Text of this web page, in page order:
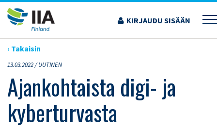
Siirry
sisältöön
KIRJAUDU SISÄÄN
›ARTIKKELIT›AJANKOHTAISTA DIGI- JA KYBERTURVASTA
‹ Takaisin
13.03.2022 /UUTINEN
Ajankohtaista digi- ja
kyberturvasta